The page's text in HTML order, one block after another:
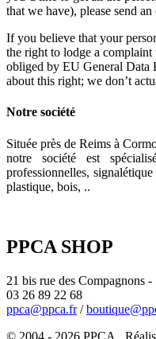
that we have), please send
If you believe that your
the right to lodge a
obliged by EU General Data
about this right; we don’t
Notre société
Située près de Reims à
notre société est
professionnelles,
plastique, bois, ..
PPCA SHOP
21 bis rue des
03 26 89 22 68
ppca@ppca.fr/